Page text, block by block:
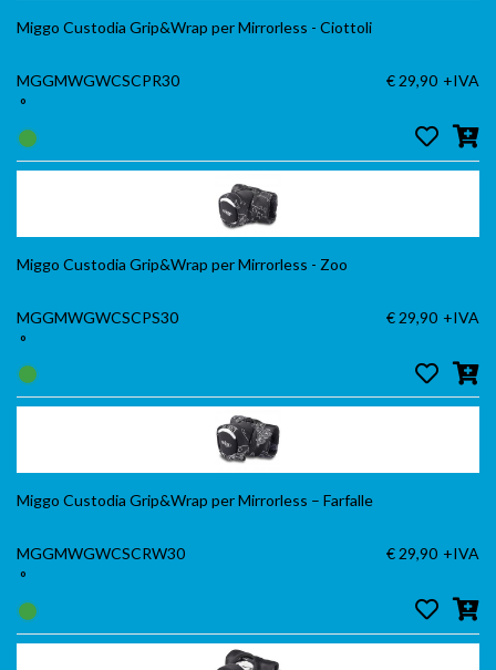
Miggo Custodia Grip&Wrap per Mirrorless - Ciottoli
MGGMWGWCSCPR30
°
€ 29,90 +IVA
Miggo Custodia Grip&Wrap per Mirrorless - Zoo
MGGMWGWCSCPS30
°
€ 29,90 +IVA
Miggo Custodia Grip&Wrap per Mirrorless – Farfalle
MGGMWGWCSCRW30
°
€ 29,90 +IVA